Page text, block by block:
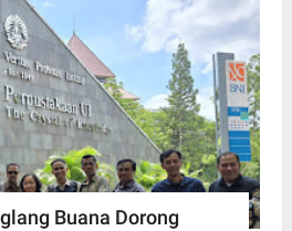
Buana Dorong